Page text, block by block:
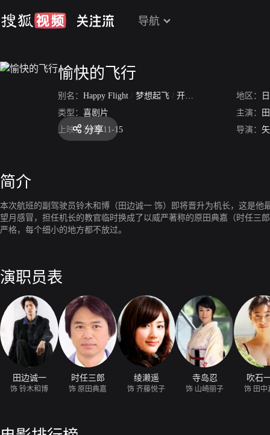
导航
愉快的飞行
别名： Happy Flight / 梦想起飞 / 开心直航 梦想起飞：
地区：
类型： 喜剧片 主演：
上映： 2008-11-15 导演：
分享
简介
本次航班的副驾驶员铃木和博（田边诚一 饰）即将晋升为机长，这是
望月感冒，担任机长的教官临时换成了以威严著称的原田典嘉（时任三
严格，每个细小的地方都不放过。
演职员表
田边诚一
饰 铃木和博
时任三郎
饰 原田典嘉
绫濑遥
饰 齐藤悦子
寺岛忍
饰 山崎丽子
吹石
饰 田中